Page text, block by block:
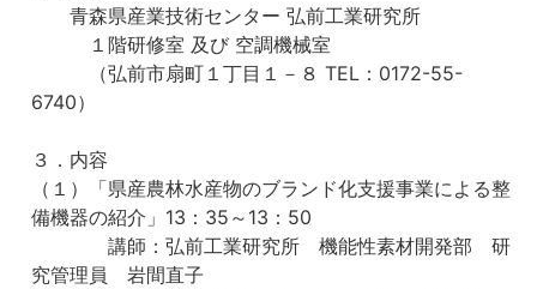
青森県産業技術センター 弘前工業研究所
１階研修室 及び 空調機械室
（弘前市扇町１丁目１－８ TEL：0172-55-
6740）
３．内容
（１）「県産農林水産物のブランド化支援事業による整
備機器の紹介」13：35～13：50
講師：弘前工業研究所 機能性素材開発部 研
究管理員 岩間直子